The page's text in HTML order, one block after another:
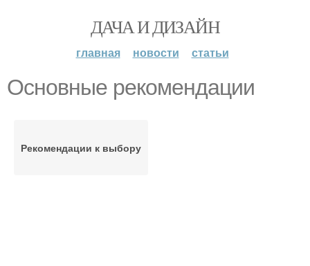
ДАЧА И ДИЗАЙН
главная новости статьи
Основные рекомендации
Рекомендации к выбору